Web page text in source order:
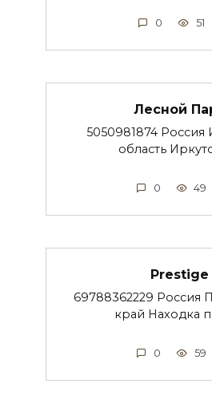
0 51
Лесной
5050981874 Россия
область
0 49
Prestige
69788362229 Россия
край Находка
0 59